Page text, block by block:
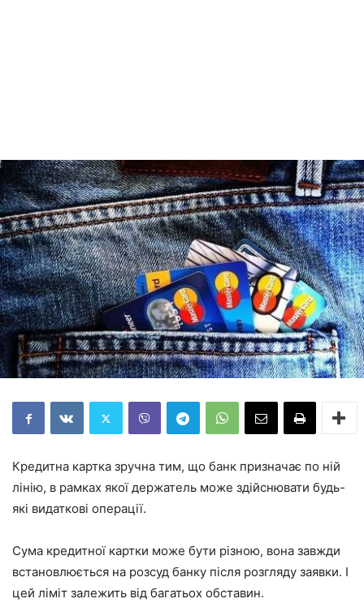
Кредитна картка зручна тим, що банк призначає по ній
лінію, в рамках якої держатель може здійснювати будь-
які видаткові операції.
Сума кредитної картки може бути різною, вона завжди
встановлюється на розсуд банку після розгляду заявки. І
цей ліміт залежить від багатьох обставин.